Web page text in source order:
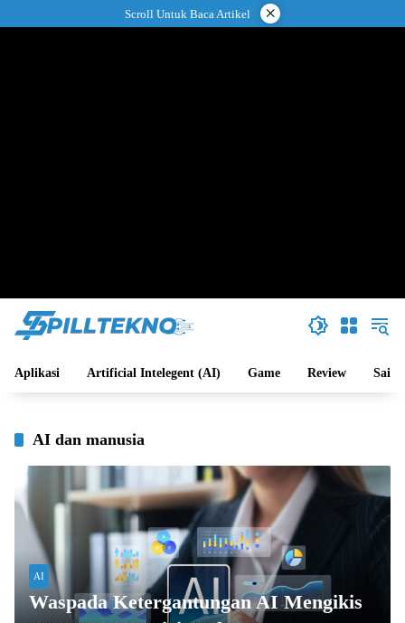
ke
Scroll Untuk Baca Artikel ×
Aplikasi Artificial Intelegent (AI) Game Review Sains
AI dan manusia
AI
Waspada Ketergantungan AI Mengikis